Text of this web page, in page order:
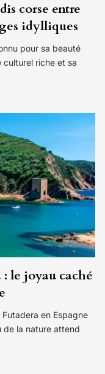
corse entre
idylliques
pour sa beauté
culturel riche et sa
le joyau caché
en Espagne
de la nature attend